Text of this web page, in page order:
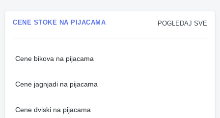
POGLEDAJ SVE
CENE STOKE NA PIJACAMA
Cene bikova na pijacama
Cene jagnjadi na pijacama
Cene dviski na pijacama